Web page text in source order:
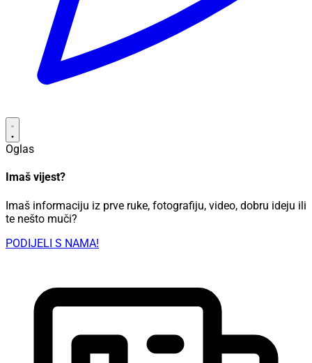
Oglas
Imaš vijest?
Imaš informaciju iz prve ruke, fotografiju, video, dobru ideju ili
te nešto muči?
PODIJELI S NAMA!